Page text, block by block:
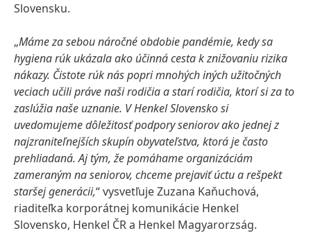
Slovensku.
„Máme za sebou náročné obdobie pandémie, kedy sa
hygiena rúk ukázala ako účinná cesta k znižovaniu rizika
nákazy. Čistote rúk nás popri mnohých iných užitočných
veciach učili práve naši rodičia a starí rodičia, ktorí si za to
zaslúžia naše uznanie. V Henkel Slovensko si
uvedomujeme dôležitosť podpory seniorov ako jednej z
najzraniteľnejších skupín obyvateľstva, ktorá je často
prehliadaná. Aj tým, že pomáhame organizáciám
zameraným na seniorov, chceme prejaviť úctu a rešpekt
staršej generácii,“ vysvetľuje Zuzana Kaňuchová,
riaditeľka korporátnej komunikácie Henkel
Slovensko, Henkel ČR a Henkel Magyarorzság.